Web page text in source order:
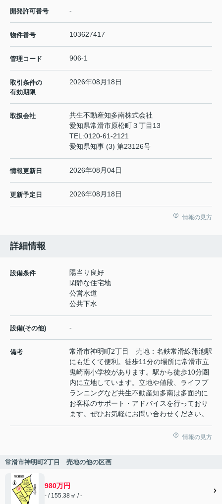
開発許可番号 -
物件番号 103627417
管理コード 906-1
取引条件の
有効期限
2026年08月18日
取扱会社
共生不動産知多南株式会社
愛知県常滑市原松町３丁目13
TEL:0120-61-2121
愛知県知事 (3) 第23126号
情報更新日 2026年08月04日
更新予定日 2026年08月18日
情報の見方
詳細情報
設備条件
陽当り良好
閑静な住宅地
公営水道
公共下水
設備(その他) -
備考
常滑市神明町2丁目 売地：名鉄常滑線蒲池駅
にも近くて便利。徒歩11分の場所に常滑市立
鬼崎南小学校があります。駅から徒歩10分圏
内に立地しています。立地や値段、ライフプ
ランニングなど共生不動産知多南は多面的に
お客様のサポート・アドバイスを行っており
ます。ぜひお気軽にお問い合わせください。
情報の見方
常滑市神明町2丁目 売地の他の区画
980万円
- / 155.38㎡ / -